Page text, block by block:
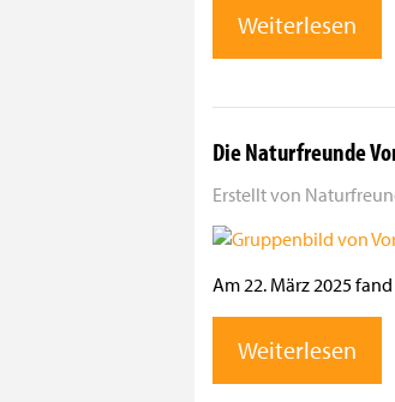
Weiterlesen
Die Naturfreunde
Erstellt von
Am 22. März 2025
Weiterlesen